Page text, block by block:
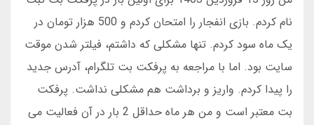
نام کردم. بازی انفجار را امتحان کردم و 500 هزار تومان در
یک ماه سود کردم. تنها مشکلی که داشتم، فیلتر شدن موقت
سایت بود. اما با مراجعه به پرفکت بت تلگرام، آدرس جدید
را پیدا کردم. واریز و برداشت هم مشکلی نداشت. پرفکت
بت معتبر است و من هر ماه حداقل 2 بار در آن فعالیت می